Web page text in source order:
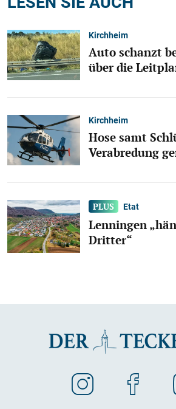
Kirchheim
Auto schanzt
über die
Kirchheim
Hose samt
Verabredung
Etat
Lenningen
Dritter“